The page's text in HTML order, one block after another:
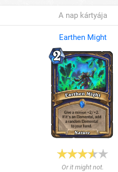
A nap kártyája
Earthen Might
Or it might not.